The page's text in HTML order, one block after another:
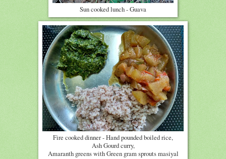
Sun cooked lunch - Guava
Fire cooked dinner - Hand pounded boiled rice,
Ash Gourd curry,
Amaranth greens with Green gram sprouts masiyal